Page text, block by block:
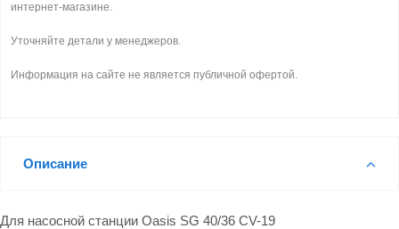
интернет-магазине.
Уточняйте детали у менеджеров.
Информация на сайте не является публичной офертой.
Описание
Для насосной станции Oasis SG 40/36 CV-19